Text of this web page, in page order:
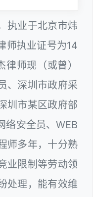
执业于北京市炜
师执业证号为14
师现（或曾）
、深圳市政府采
圳市某区政府部
络安全员、WEB
师多年，十分熟
业限制等劳动领
处理，能有效维